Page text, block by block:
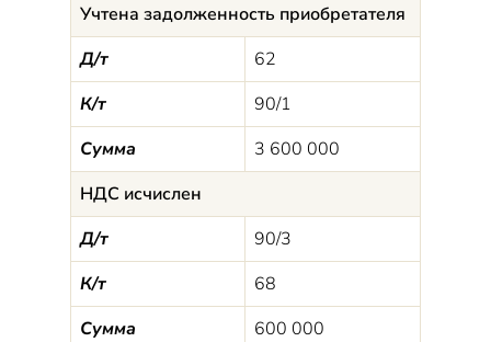
Учтена задолженность приобретателя
Д/т
62
К/т
90/1
Сумма
3 600 000
НДС исчислен
Д/т
90/3
К/т
68
Сумма
600 000